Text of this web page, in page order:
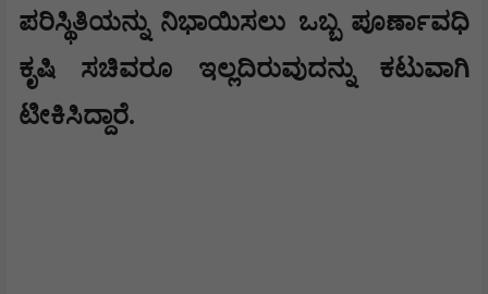
ಪರಿಸ್ಥಿತಿಯನ್ನು ನಿಭಾಯಿಸಲು ಒಬ್ಬ ಪೂರ್ಣಾವಧಿ
ಕೃಷಿ ಸಚಿವರೂ ಇಲ್ಲದಿರುವುದನ್ನು ಕಟುವಾಗಿ
ಟೀಕಿಸಿದ್ದಾರೆ.